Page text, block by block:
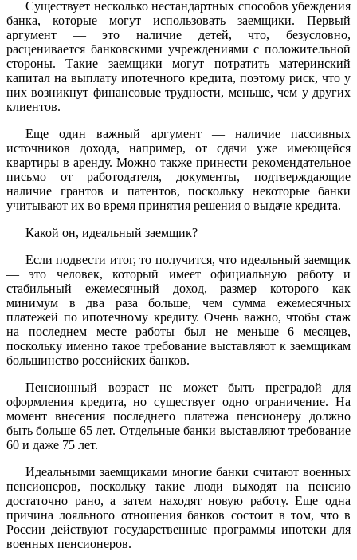
Существует несколько нестандартных способов убеждения
банка, которые могут использовать заемщики. Первый
аргумент — это наличие детей, что, безусловно,
расценивается банковскими учреждениями с положительной
стороны. Такие заемщики могут потратить материнский
капитал на выплату ипотечного кредита, поэтому риск, что у
них возникнут финансовые трудности, меньше, чем у других
клиентов.
Еще один важный аргумент — наличие пассивных
источников дохода, например, от сдачи уже имеющейся
квартиры в аренду. Можно также принести рекомендательное
письмо от работодателя, документы, подтверждающие
наличие грантов и патентов, поскольку некоторые банки
учитывают их во время принятия решения о выдаче кредита.
Какой он, идеальный заемщик?
Если подвести итог, то получится, что идеальный заемщик
— это человек, который имеет официальную работу и
стабильный ежемесячный доход, размер которого как
минимум в два раза больше, чем сумма ежемесячных
платежей по ипотечному кредиту. Очень важно, чтобы стаж
на последнем месте работы был не меньше 6 месяцев,
поскольку именно такое требование выставляют к заемщикам
большинство российских банков.
Пенсионный возраст не может быть преградой для
оформления кредита, но существует одно ограничение. На
момент внесения последнего платежа пенсионеру должно
быть больше 65 лет. Отдельные банки выставляют требование
60 и даже 75 лет.
Идеальными заемщиками многие банки считают военных
пенсионеров, поскольку такие люди выходят на пенсию
достаточно рано, а затем находят новую работу. Еще одна
причина лояльного отношения банков состоит в том, что в
России действуют государственные программы ипотеки для
военных пенсионеров.